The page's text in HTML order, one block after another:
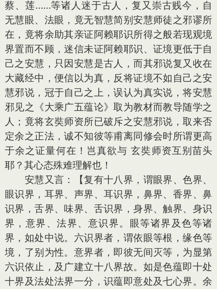
蔡、莲……等诸人迷于古人，复又崇古贱今，自
无慧眼、法眼，竟无智慧简别安慧师徒之邪谬所
在，竟将余助其亲证阿赖耶识所得之般若现观境
界置而不顾，迷信未证阿赖耶识、证境更低于自
己之安慧，只因安慧是古人，而其邪说复又收在
大藏经中，便信以为真，反将证境不如自己之安
慧邪说，冠于自己之上，误认为真实说，将安慧
邪见之《大乘广五蕴论》取为教材而教导随学之
人；竟将玄奘师资所已破斥之安慧邪说，取来否
定余之正法，诚不知彼等甫离同修会时所谓更高
于余之证量何在！岂真欲与 玄奘师资互别苗头
耶？其心态殊难理解也！
安慧又言：【复有十八界，谓眼界、色界、
眼识界，耳界、声界、耳识界，鼻界、香界、鼻
识界，舌界、味界、舌识界，身界、触界、身识
界，意界、法界、意识界。眼等诸界及色等诸
界，如处中说。六识界者，谓依眼等根，缘色等
境，了别为性。意界者，即彼无间灭等，为显第
六识依止，及广建立十八界故。如是色蕴即十处
十界及法处法界一分，识蕴即意处及七心界。余